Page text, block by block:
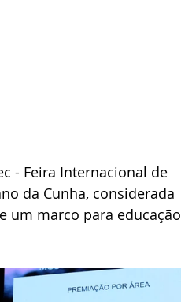
- Feira Internacional de
da Cunha, considerada
um marco para educação